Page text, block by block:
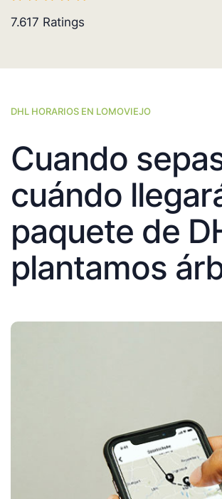
7.617 Ratings
DHL HORARIOS EN LOMOVIEJO
Cuando
cuándo
paquete de
plantamos